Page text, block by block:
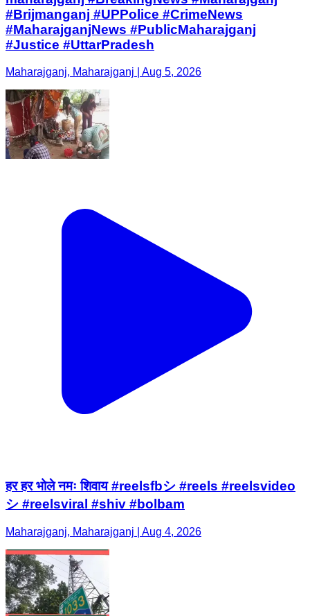
#Brijmanganj #UPPolice #CrimeNews
#MaharajganjNews #PublicMaharajganj
#Justice #UttarPradesh
Maharajganj, Maharajganj | Aug 5, 2026
हर हर भोले नमः शिवाय #reelsfbシ #reels #reelsvideo
シ #reelsviral #shiv #bolbam
Maharajganj, Maharajganj | Aug 4, 2026